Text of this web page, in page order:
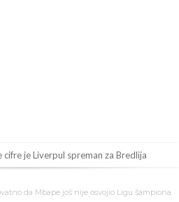
je Liverpul spreman za Bredlija
da Mbape još nije osvojio Ligu šampiona